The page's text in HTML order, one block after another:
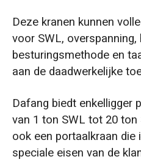
Deze kranen kunnen
voor SWL,
besturingsmethode en
aan de daadwerkelijke
Dafang biedt enkelligger
van 1 ton SWL tot 20 ton
ook een portaalkraan
speciale eisen van de